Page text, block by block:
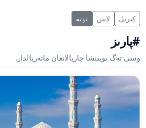
كىرىل لاتىن تٶتە
#پارىز
وسى تەگ بويىنشا جاريالانعان ماتەريالدار.